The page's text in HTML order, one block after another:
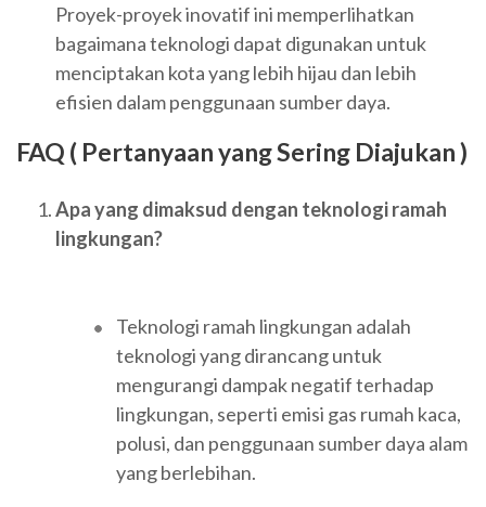
Proyek-proyek inovatif ini memperlihatkan
bagaimana teknologi dapat digunakan untuk
menciptakan kota yang lebih hijau dan lebih
efisien dalam penggunaan sumber daya.
FAQ ( Pertanyaan yang Sering Diajukan )
Apa yang dimaksud dengan teknologi ramah
lingkungan?
Teknologi ramah lingkungan adalah
teknologi yang dirancang untuk
mengurangi dampak negatif terhadap
lingkungan, seperti emisi gas rumah kaca,
polusi, dan penggunaan sumber daya alam
yang berlebihan.